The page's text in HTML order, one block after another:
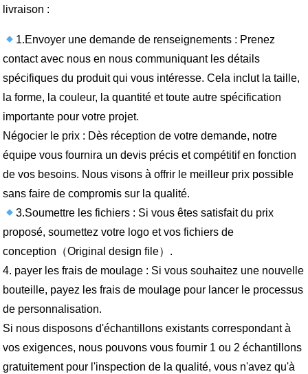
livraison :
1.Envoyer une demande de renseignements : Prenez
contact avec nous en nous communiquant les détails
spécifiques du produit qui vous intéresse. Cela inclut la taille,
la forme, la couleur, la quantité et toute autre spécification
importante pour votre projet.
Négocier le prix : Dès réception de votre demande, notre
équipe vous fournira un devis précis et compétitif en fonction
de vos besoins. Nous visons à offrir le meilleur prix possible
sans faire de compromis sur la qualité.
3.Soumettre les fichiers : Si vous êtes satisfait du prix
proposé, soumettez votre logo et vos fichiers de
conception（Original design file）.
4. payer les frais de moulage : Si vous souhaitez une nouvelle
bouteille, payez les frais de moulage pour lancer le processus
de personnalisation.
Si nous disposons d'échantillons existants correspondant à
vos exigences, nous pouvons vous fournir 1 ou 2 échantillons
gratuitement pour l'inspection de la qualité, vous n'avez qu'à